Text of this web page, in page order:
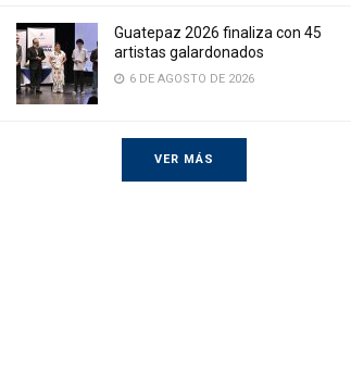
Guatepaz 2026 finaliza con 45
artistas galardonados
6 DE AGOSTO DE 2026
VER MÁS